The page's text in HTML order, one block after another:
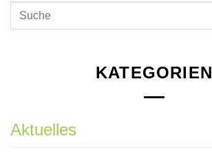
KATEGORIEN
Aktuelles